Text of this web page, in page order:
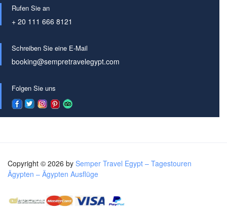
Rufen Sie an
+ 20 111 666 8121
Schreiben Sie eine E-Mail
booking@sempretravelegypt.com
Folgen Sie uns
Copyright © 2026 by Semper Travel Egypt – Tagestouren
Ägypten – Ägypten Ausflüge